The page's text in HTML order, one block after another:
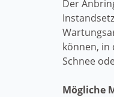
Der
können, in
Schnee
Mögliche